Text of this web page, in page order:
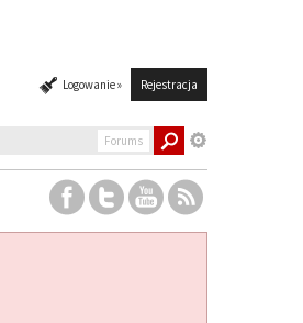
Logowanie » Rejestracja
Forums